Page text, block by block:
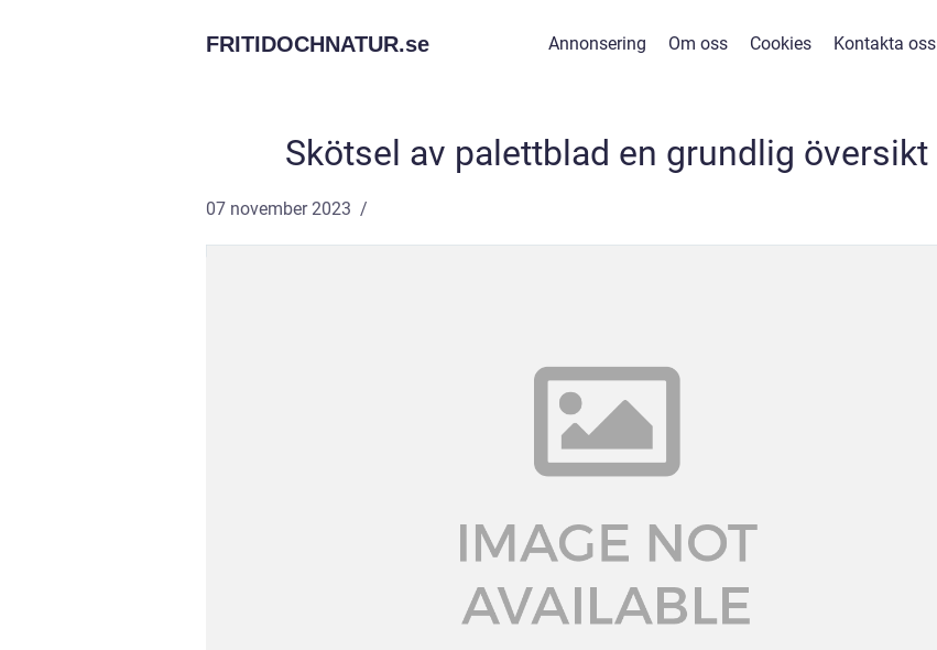
FRITIDOCHNATUR.se Annonsering Om oss Cookies Kontakta oss
Skötsel av palettblad en grundlig översikt
07 november 2023